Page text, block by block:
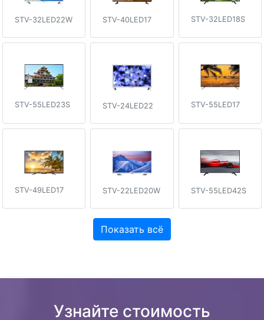
STV-32LED22W STV-40LED17 STV-32LED18S
STV-55LED23S STV-24LED22 STV-55LED17
STV-49LED17 STV-22LED20W STV-55LED42S
Показать всё
Узнайте стоимость